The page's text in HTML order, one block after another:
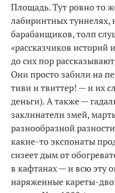
Площадь. Тут ровно то
лабиринтных туннелях,
барабанщиков, толп
«рассказчиков
до сих пор
Они просто забили на
тиви и твиттер! — и их
деньги). А также —
заклинатели змей,
разнообразной
какие-то экспонаты
сизеет дым от
в кафтанах — и всю эту
наряженные кареты-